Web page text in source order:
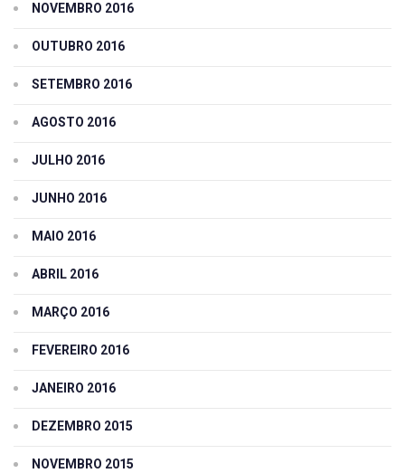
NOVEMBRO 2016
OUTUBRO 2016
SETEMBRO 2016
AGOSTO 2016
JULHO 2016
JUNHO 2016
MAIO 2016
ABRIL 2016
MARÇO 2016
FEVEREIRO 2016
JANEIRO 2016
DEZEMBRO 2015
NOVEMBRO 2015